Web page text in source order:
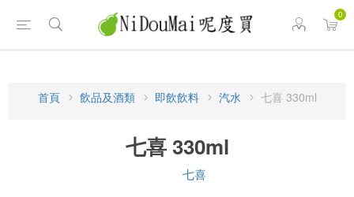
0
首頁 飲品及酒類 即飲飲料 汽水 七喜 330ml
七喜 330ml
七喜